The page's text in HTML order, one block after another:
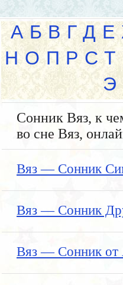
А Б В Г Д Е
Н О П Р С Т
Э
Сонник Вяз, к
во сне Вяз,
Вяз — Сонник
Вяз — Сонник
Вяз — Сонник от